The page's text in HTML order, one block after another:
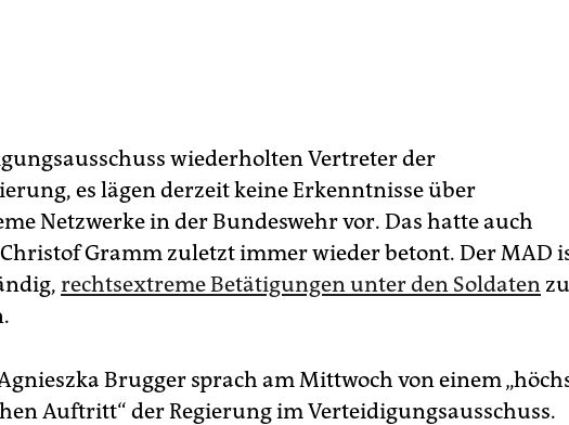
wiederholten Vertreter der
es lägen derzeit keine Erkenntnisse über
Netzwerke in der Bundeswehr vor. Das hatte auch
Gramm zuletzt immer wieder betont. Der MAD
rechtsextreme Betätigungen unter den Soldaten zu
Brugger sprach am Mittwoch von einem
Auftritt“ der Regierung im Verteidigungsausschuss.